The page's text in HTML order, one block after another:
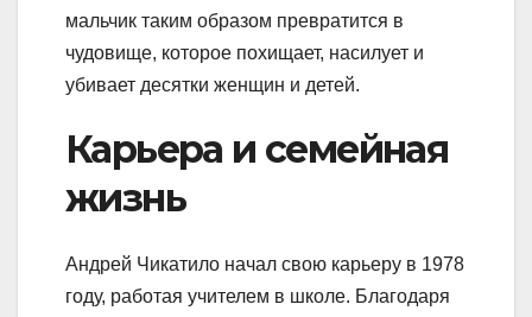
мальчик таким образом превратится в
чудовище, которое похищает, насилует и
убивает десятки женщин и детей.
Карьера и семейная
жизнь
Андрей Чикатило начал свою карьеру в 1978
году, работая учителем в школе. Благодаря